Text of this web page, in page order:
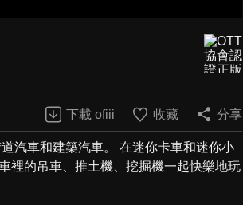
下載 ofiii 收藏 分享
汽車和建築汽車。 在迷你卡車和迷你小
裡的吊車、推土機、挖掘機一起快樂地玩